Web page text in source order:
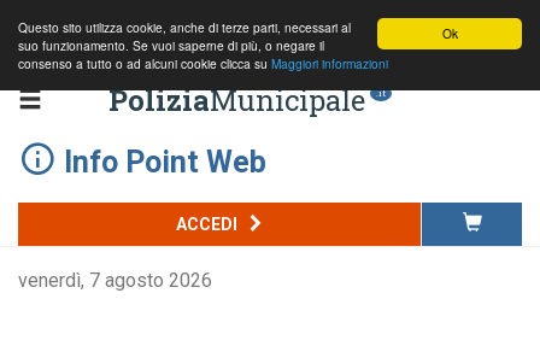
Ok
Questo sito utilizza cookie, anche di terze parti, necessari al
suo funzionamento. Se vuoi saperne di più, o negare il
consenso a tutto o ad alcuni cookie clicca su Maggiori informazioni
PoliziaMunicipale .it
Info Point Web
ACCEDI
venerdì, 7 agosto 2026